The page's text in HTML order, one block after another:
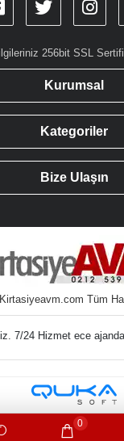
256bit SSL
Kurumsal
Kategoriler
Bize Ulaşın
Tüm
En
0